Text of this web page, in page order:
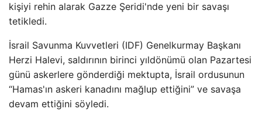
kişiyi rehin alarak Gazze Şeridi'nde yeni bir savaşı
tetikledi.
İsrail Savunma Kuvvetleri (IDF) Genelkurmay Başkanı
Herzi Halevi, saldırının birinci yıldönümü olan Pazartesi
günü askerlere gönderdiği mektupta, İsrail ordusunun
“Hamas'ın askeri kanadını mağlup ettiğini” ve savaşa
devam ettiğini söyledi.